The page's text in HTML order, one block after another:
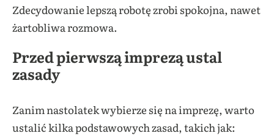
Zdecydowanie lepszą robotę zrobi spokojna, nawet
żartobliwa rozmowa.
Przed pierwszą imprezą ustal
zasady
Zanim nastolatek wybierze się na imprezę, warto
ustalić kilka podstawowych zasad, takich jak: